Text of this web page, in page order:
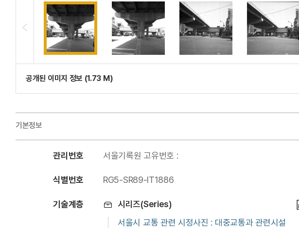
공개된 이미지 정보 (1.73 M)
기본정보
관리번호 서울기록원 고유번호 :
식별번호 RG5-SR89-IT1886
기술계층
시리즈(Series)
서울시 교통 관련 시정사진 : 대중교통과 관련시설